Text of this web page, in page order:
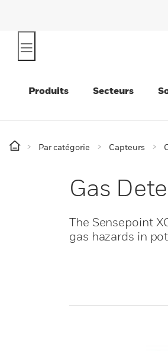
Produits Secteurs
Par catégorie Capteurs
Gas
The Sensepoint
gas hazards in